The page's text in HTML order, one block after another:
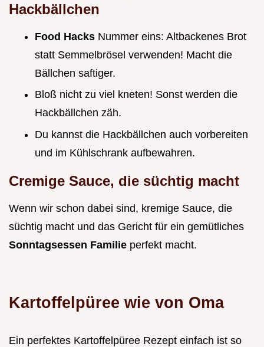
Hackbällchen
Food Hacks Nummer eins: Altbackenes Brot
statt Semmelbrösel verwenden! Macht die
Bällchen saftiger.
Bloß nicht zu viel kneten! Sonst werden die
Hackbällchen zäh.
Du kannst die Hackbällchen auch vorbereiten
und im Kühlschrank aufbewahren.
Cremige Sauce, die süchtig macht
Wenn wir schon dabei sind, kremige Sauce, die
süchtig macht und das Gericht für ein gemütliches
Sonntagsessen Familie perfekt macht.
Kartoffelpüree wie von Oma
Ein perfektes Kartoffelpüree Rezept einfach ist so